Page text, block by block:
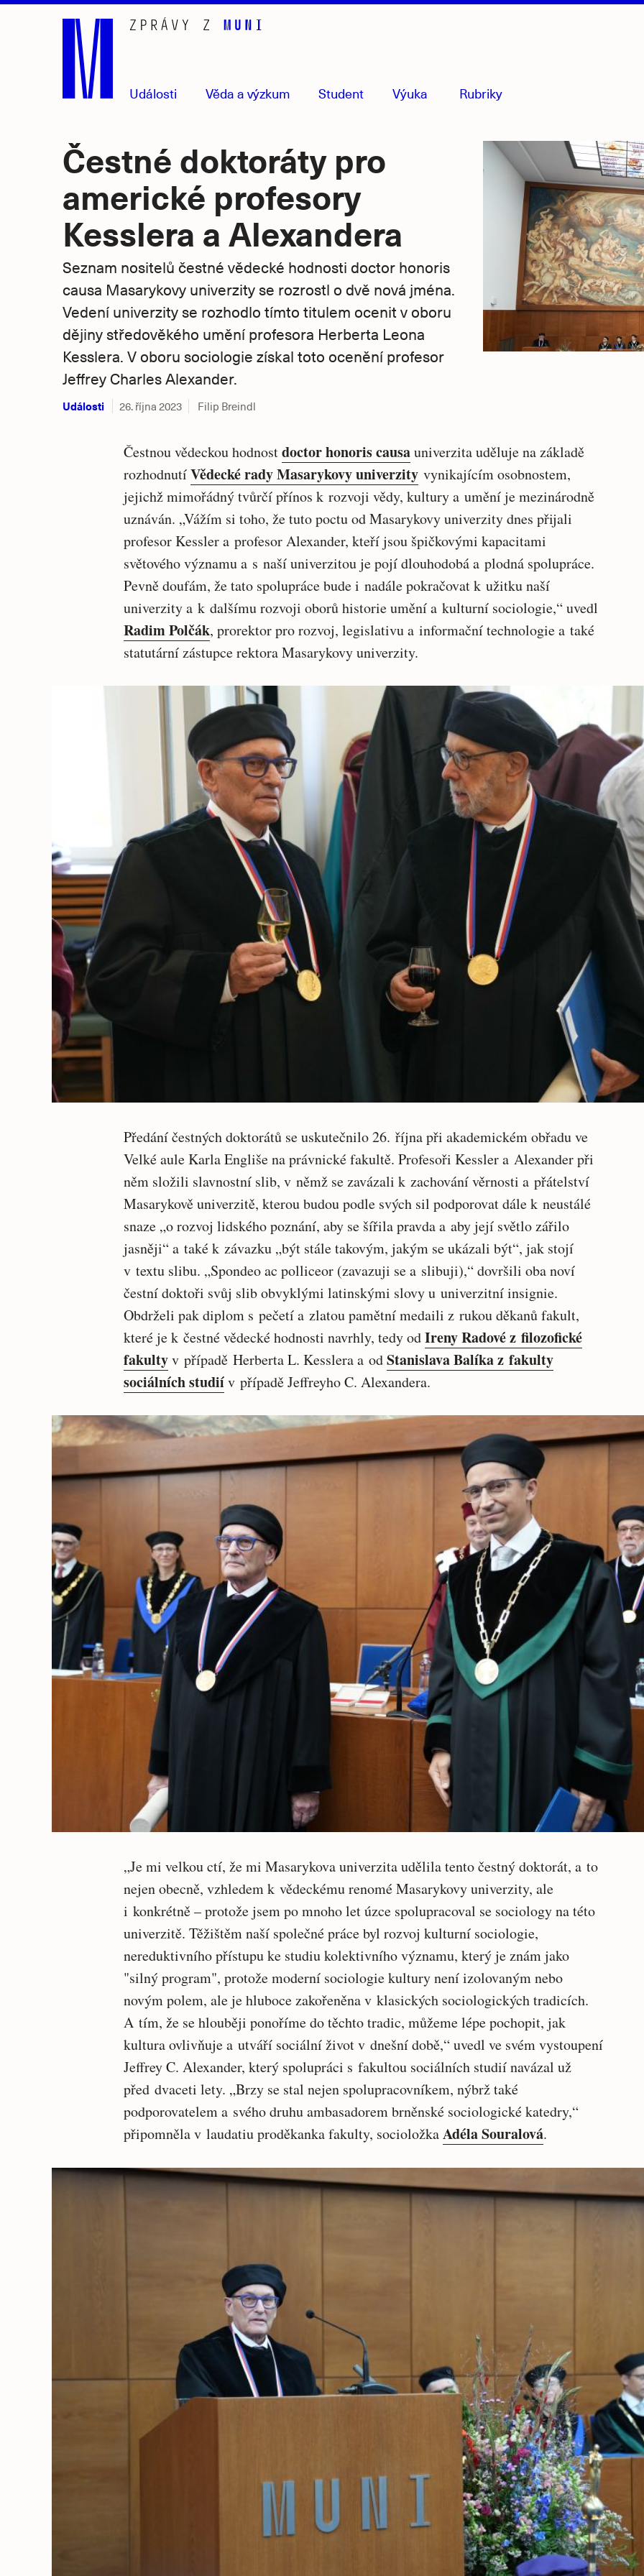
Události Věda a výzkum Student Výuka Rubriky
Čestné doktoráty pro
americké profesory
Kesslera a Alexandera
Seznam nositelů čestné vědecké hodnosti doctor honoris
causa Masarykovy univerzity se rozrostl o dvě nová jména.
Vedení univerzity se rozhodlo tímto titulem ocenit v oboru
dějiny středověkého umění profesora Herberta Leona
Kesslera. V oboru sociologie získal toto ocenění profesor
Jeffrey Charles Alexander.
Události 26. října 2023 Filip Breindl
Čestnou vědeckou hodnostdoctor honoris causauniverzita uděluje na základě
rozhodnutíVědecké rady Masarykovy univerzity vynikajícím osobnostem,
jejichž mimořádný tvůrčí přínos k rozvoji vědy, kultury a umění je mezinárodně
uznáván. „Vážím si toho, že tuto poctu od Masarykovy univerzity dnes přijali
profesor Kessler a profesor Alexander, kteří jsou špičkovými kapacitami
světového významu a s naší univerzitou je pojí dlouhodobá a plodná spolupráce.
Pevně doufám, že tato spolupráce bude i nadále pokračovat k užitku naší
univerzity a k dalšímu rozvoji oborů historie umění a kulturní sociologie,“ uvedl
Radim Polčák, prorektor pro rozvoj, legislativu a informační technologie a také
statutární zástupce rektora Masarykovy univerzity.
Předání čestných doktorátů se uskutečnilo 26. října při akademickém obřadu ve
Velké aule Karla Engliše na právnické fakultě. Profesoři Kessler a Alexander při
něm složili slavnostní slib, v němž se zavázali k zachování věrnosti a přátelství
Masarykově univerzitě, kterou budou podle svých sil podporovat dále k neustálé
snaze „o rozvoj lidského poznání, aby se šířila pravda a aby její světlo zářilo
jasněji“ a také k závazku „být stále takovým, jakým se ukázali být“, jak stojí
v textu slibu. „Spondeo ac polliceor (zavazuji se a slibuji),“ dovršili oba noví
čestní doktoři svůj slib obvyklými latinskými slovy u univerzitní insignie.
Obdrželi pak diplom s pečetí a zlatou pamětní medaili z rukou děkanů fakult,
které je k čestné vědecké hodnosti navrhly, tedy odIreny Radové z filozofické
fakultyv případě Herberta L. Kesslera a odStanislava Balíka z fakulty
sociálních studiív případě Jeffreyho C. Alexandera.
„Je mi velkou ctí, že mi Masarykova univerzita udělila tento čestný doktorát, a to
nejen obecně, vzhledem k vědeckému renomé Masarykovy univerzity, ale
i konkrétně – protože jsem po mnoho let úzce spolupracoval se sociology na této
univerzitě. Těžištěm naší společné práce byl rozvoj kulturní sociologie,
nereduktivního přístupu ke studiu kolektivního významu, který je znám jako
"silný program", protože moderní sociologie kultury není izolovaným nebo
novým polem, ale je hluboce zakořeněna v klasických sociologických tradicích.
A tím, že se hlouběji ponoříme do těchto tradic, můžeme lépe pochopit, jak
kultura ovlivňuje a utváří sociální život v dnešní době,“ uvedl ve svém vystoupení
Jeffrey C. Alexander, který spolupráci s fakultou sociálních studií navázal už
před dvaceti lety. „Brzy se stal nejen spolupracovníkem, nýbrž také
podporovatelem a svého druhu ambasadorem brněnské sociologické katedry,“
připomněla v laudatiu proděkanka fakulty, socioložkaAdéla Souralová.